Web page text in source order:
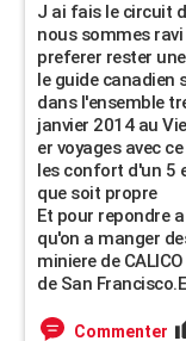
J ai fais le circuit
nous sommes
preferer rester
le guide canadien
dans l'ensemble
janvier 2014 au
er voyages avec
les confort d'un 5
que soit propre
Et pour repondre
qu'on a manger
miniere de
de San
Commenter